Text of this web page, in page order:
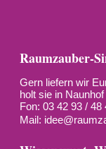
Raumzauber-
Gern liefern wir
holt sie in Naunhof
Fon: 03 42 93 / 48
Mail: